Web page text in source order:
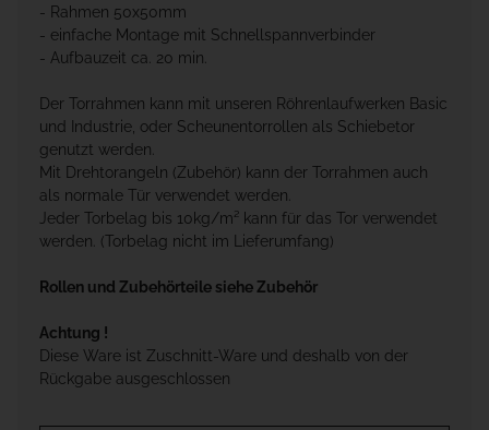
- Rahmen 50x50mm
- einfache Montage mit Schnellspannverbinder
- Aufbauzeit ca. 20 min.
Der Torrahmen kann mit unseren Röhrenlaufwerken Basic
und Industrie, oder Scheunentorrollen als Schiebetor
genutzt werden.
Mit Drehtorangeln (Zubehör) kann der Torrahmen auch
als normale Tür verwendet werden.
Jeder Torbelag bis 10kg/m² kann für das Tor verwendet
werden. (Torbelag nicht im Lieferumfang)
Rollen und Zubehörteile siehe Zubehör
Achtung !
Diese Ware ist Zuschnitt-Ware und deshalb von der
Rückgabe ausgeschlossen